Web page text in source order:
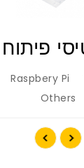
פיתוח
Raspbery Pi
Others